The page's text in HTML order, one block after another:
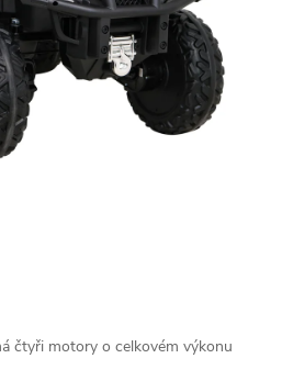
čtyři motory o celkovém výkonu